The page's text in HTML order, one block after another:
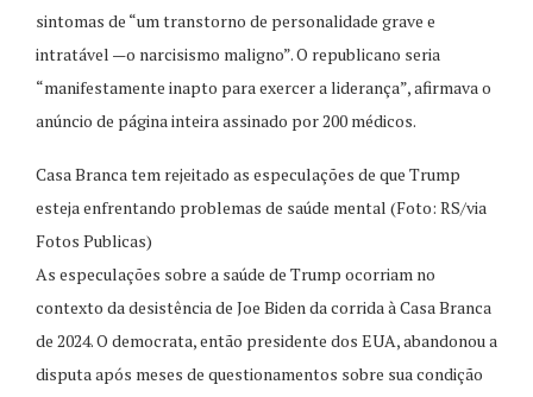
sintomas de “um transtorno de personalidade grave e
intratável —o narcisismo maligno”. O republicano seria
“manifestamente inapto para exercer a liderança”, afirmava o
anúncio de página inteira assinado por 200 médicos.
Casa Branca tem rejeitado as especulações de que Trump
esteja enfrentando problemas de saúde mental (Foto: RS/via
Fotos Publicas)
As especulações sobre a saúde de Trump ocorriam no
contexto da desistência de Joe Biden da corrida à Casa Branca
de 2024. O democrata, então presidente dos EUA, abandonou a
disputa após meses de questionamentos sobre sua condição